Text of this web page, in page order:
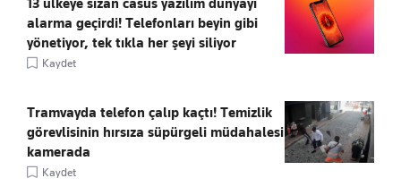
13 ülkeye sızan casus yazılım dünyayı
alarma geçirdi! Telefonları beyin gibi
yönetiyor, tek tıkla her şeyi siliyor
Kaydet
Tramvayda telefon çalıp kaçtı! Temizlik
görevlisinin hırsıza süpürgeli müdahalesi
kamerada
Kaydet